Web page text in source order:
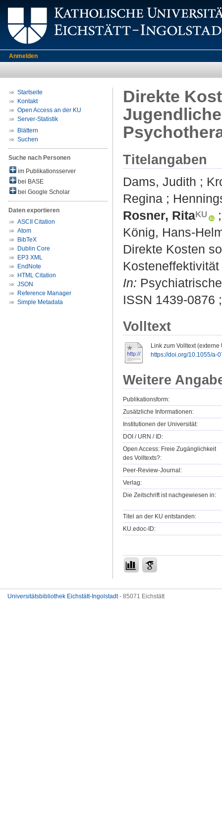
Anmelden
Startseite
Kontakt
Open Access an der KU
Server-Statistik
Blättern
Suchen
Suche nach Personen
im Publikationsserver
bei BASE
bei Google Scholar
Daten exportieren
ASCII Citation
Atom
BibTeX
Dublin Core
EP3 XML
EndNote
HTML Citation
JSON
Reference Manager
Simple Metadata
Direkte
Titelangaben
Dams, Judith ;
Regina ;
Rosner, Rita
König, Hans-
Direkte Kosten
In:
ISSN 1439-0876
Volltext
Link zum Volltext (externe
https://doi.org/10.1055/a-
Weitere
Publikationsform:
Zusätzliche Informationen:
Institutionen der Universität:
DOI / URN / ID:
Open Access: Freie Zugänglichkeit
des Volltexts?:
Peer-Review-Journal:
Verlag:
Die Zeitschrift ist nachgewiesen in:
Titel an der KU entstanden:
KU.edoc-ID:
Universitätsbibliothek Eichstätt-Ingolstadt- 85071 Eichstätt